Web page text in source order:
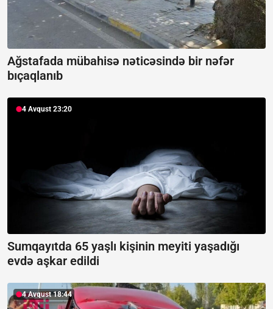
Ağstafada mübahisə nəticəsində bir nəfər
bıçaqlanıb
4 Avqust 23:20
Sumqayıtda 65 yaşlı kişinin meyiti yaşadığı
evdə aşkar edildi
4 Avqust 18:44